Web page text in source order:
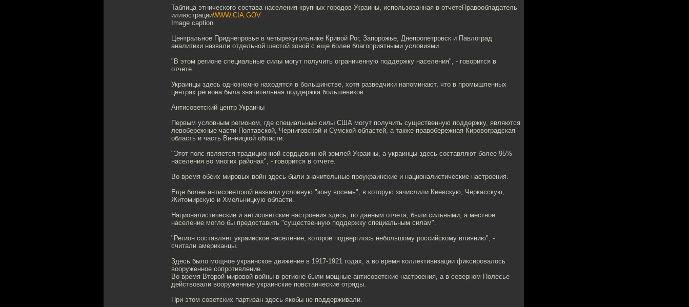
Таблица этнического состава населения крупных городов Украины, использованная в отчетеПравообладатель
иллюстрацииWWW.CIA.GOV
Image caption
Центральное Приднепровье в четырехугольнике Кривой Рог, Запорожье, Днепропетровск и Павлоград
аналитики назвали отдельной шестой зоной с еще более благоприятными условиями.
"В этом регионе специальные силы могут получить ограниченную поддержку населения", - говорится в
отчете.
Украинцы здесь однозначно находятся в большинстве, хотя разведчики напоминают, что в промышленных
центрах региона была значительная поддержка большевиков.
Антисоветский центр Украины
Первым условным регионом, где специальные силы США могут получить существенную поддержку, являются
левобережные части Полтавской, Черниговской и Сумской областей, а также правобережная Кировоградская
область и часть Винницкой области.
"Этот пояс является традиционной сердцевинной землей Украины, а украинцы здесь составляют более 95%
населения во многих районах", - говорится в отчете.
Во время обеих мировых войн здесь были значительные проукраинские и националистические настроения.
Еще более антисоветской назвали условную "зону восемь", в которую зачислили Киевскую, Черкасскую,
Житомирскую и Хмельницкую области.
Националистические и антисоветские настроения здесь, по данным отчета, были сильными, а местное
население могло бы предоставить "существенную поддержку специальным силам".
"Регион составляет украинское население, которое подверглось небольшому российскому влиянию", -
считали американцы.
Здесь было мощное украинское движение в 1917-1921 годах, а во время коллективизации фиксировалось
вооруженное сопротивление.
Во время Второй мировой войны в регионе были мощные антисоветские настроения, а в северном Полесье
действовали вооруженные украинские повстанческие отряды.
При этом советских партизан здесь якобы не поддерживали.